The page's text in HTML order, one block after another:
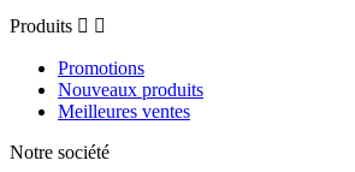
Produits  
Promotions
Nouveaux produits
Meilleures ventes
Notre société